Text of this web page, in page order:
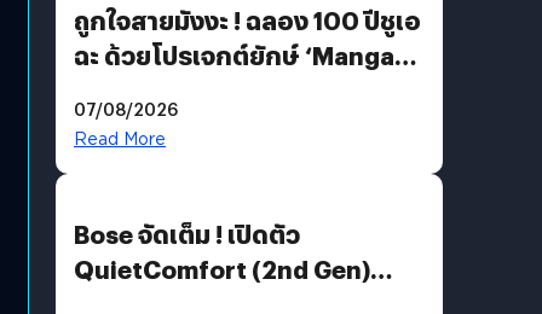
ถูกใจสายมังงะ ! ฉลอง 100 ปีชูเอ
ฉะ ด้วยโปรเจกต์ยักษ์ ‘Manga
มีภาษาไทยด้วย
07/08/2026
Read More
Bose จัดเต็ม ! เปิดตัว
QuietComfort (2nd Gen)